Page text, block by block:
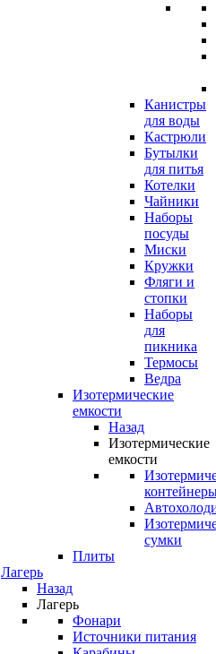
Канистры
для воды
Кастрюли
Бутылки
для питья
Котелки
Чайники
Наборы
посуды
Миски
Кружки
Фляги и
стопки
Наборы
для
пикника
Термосы
Ведра
Изотермические
емкости
Назад
Изотермические
емкости
сумки
Плиты
Лагерь
Назад
Лагерь
Фонари
Источники питания